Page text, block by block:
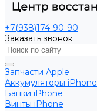
+7(938)174-90-90
Заказать звонок
Запчасти Apple
Аккумуляторы iPhone
Банки iPhone
Винты iPhone